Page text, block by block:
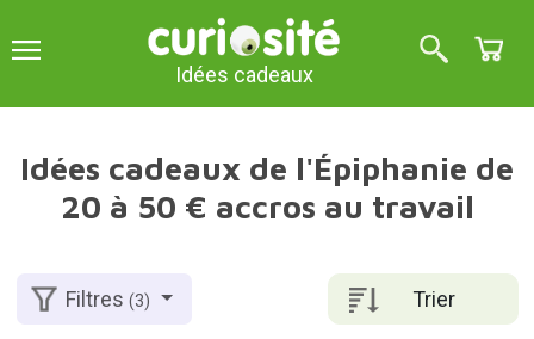
Idées cadeaux
Idées cadeaux de l'Épiphanie de
20 à 50 € accros au travail
Trier
Filtres(3)